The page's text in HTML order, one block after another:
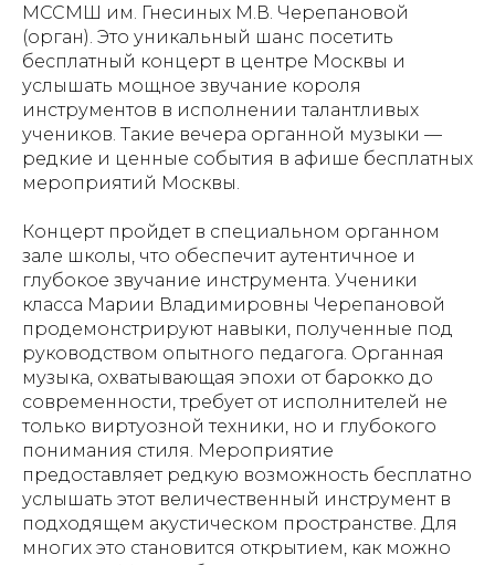
МССМШ им. Гнесиных М.В. Черепановой
(орган). Это уникальный шанс посетить
бесплатный концерт в центре Москвы и
услышать мощное звучание короля
инструментов в исполнении талантливых
учеников. Такие вечера органной музыки —
редкие и ценные события в афише бесплатных
мероприятий Москвы.
Концерт пройдет в специальном органном
зале школы, что обеспечит аутентичное и
глубокое звучание инструмента. Ученики
класса Марии Владимировны Черепановой
продемонстрируют навыки, полученные под
руководством опытного педагога. Органная
музыка, охватывающая эпохи от барокко до
современности, требует от исполнителей не
только виртуозной техники, но и глубокого
понимания стиля. Мероприятие
предоставляет редкую возможность бесплатно
услышать этот величественный инструмент в
подходящем акустическом пространстве. Для
многих это становится открытием, как можно